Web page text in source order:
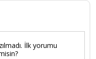
İlk yorumu